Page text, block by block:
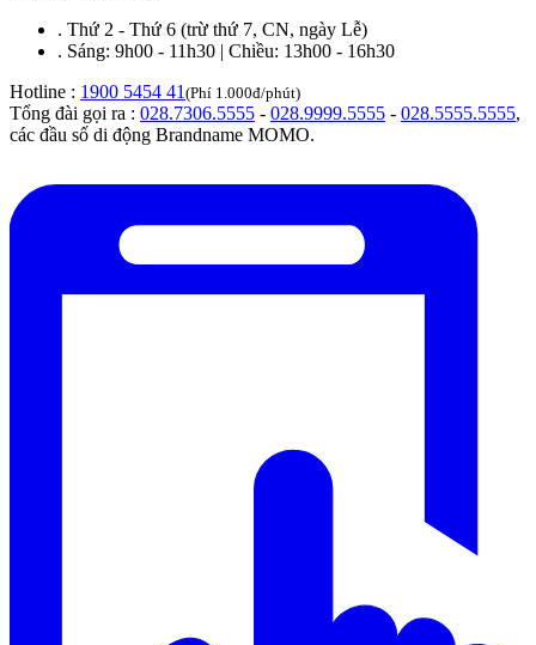
. Thứ 2 - Thứ 6 (trừ thứ 7, CN, ngày Lễ)
. Sáng: 9h00 - 11h30 | Chiều: 13h00 - 16h30
Hotline : 1900 5454 41 (Phí 1.000đ/phút)
Tổng đài gọi ra : 028.7306.5555 - 028.9999.5555 - 028.5555.5555,
các đầu số di động Brandname MOMO.